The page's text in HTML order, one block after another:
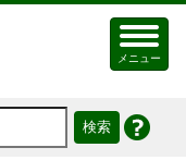
メニュー